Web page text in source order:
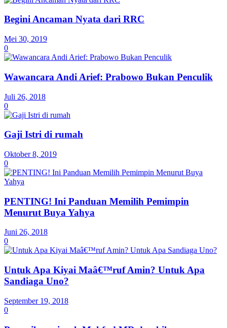
Begini Ancaman Nyata dari RRC
Mei 30, 2019
0
Wawancara Andi Arief: Prabowo Bukan Penculik
Juli 26, 2018
0
Gaji Istri di rumah
Oktober 8, 2019
0
PENTING! Ini Panduan Memilih Pemimpin
Menurut Buya Yahya
Juni 26, 2018
0
Untuk Apa Kiyai Maâ€™ruf Amin? Untuk Apa
Sandiaga Uno?
September 19, 2018
0